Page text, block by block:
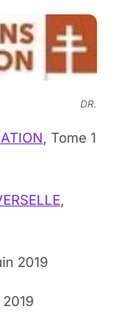
DR.
, Tome 1
,
2019